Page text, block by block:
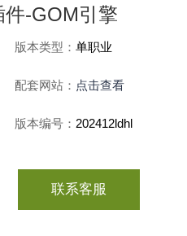
件-GOM引擎
版本类型： 单职业
配套网站： 点击查看
版本编号： 202412ldhl
联系客服